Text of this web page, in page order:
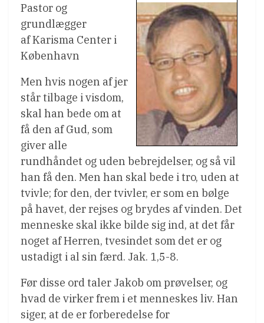
Pastor og
grundlægger
af Karisma Center i
København
Men hvis nogen af jer
står tilbage i visdom,
skal han bede om at
få den af Gud, som
giver alle
rundhåndet og uden bebrejdelser, og så vil
han få den. Men han skal bede i tro, uden at
tvivle; for den, der tvivler, er som en bølge
på havet, der rejses og brydes af vinden. Det
menneske skal ikke bilde sig ind, at det får
noget af Herren, tvesindet som det er og
ustadigt i al sin færd. Jak. 1,5-8.
Før disse ord taler Jakob om prøvelser, og
hvad de virker frem i et menneskes liv. Han
siger, at de er forberedelse for